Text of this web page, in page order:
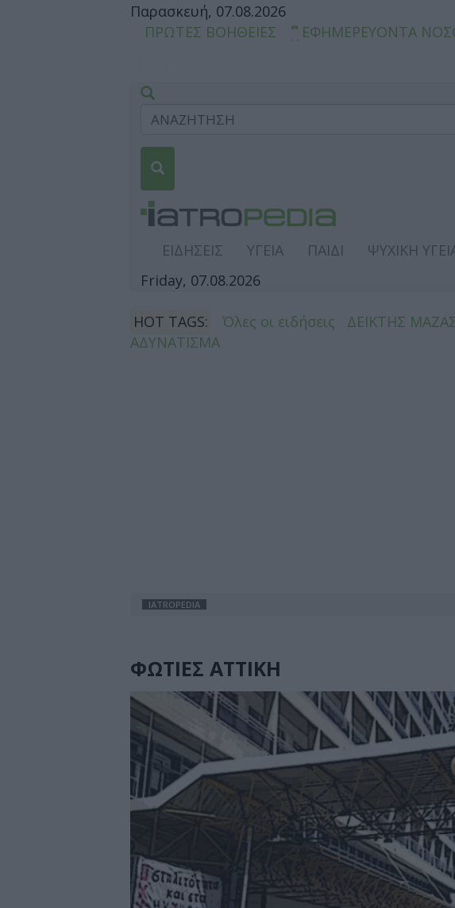
Παρασκευή, 07.08.2026
ΠΡΩΤΕΣ ΒΟΗΘΕΙΕΣ
ΕΦΗΜΕΡΕΥΟΝΤΑ
ΕΙΔΗΣΕΙΣ ΥΓΕΙΑ ΠΑΙΔΙ ΨΥΧΙΚΗ
Friday, 07.08.2026
HOT TAGS: Όλες οι ειδήσεις ΔΕΙΚΤΗΣ
ΑΔΥΝΑΤΙΣΜΑ
IATROPEDIA
ΦΩΤΙΕΣ ΑΤΤΙΚΗ